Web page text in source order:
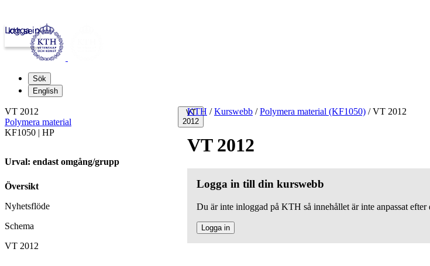
kth.se
Logga in
Sök
English
VT
2012
KTH / Kurswebb / Polymera material (KF1050) /VT 2012
VT 2012
Logga in till din kurswebb
Du är inte inloggad på KTH så innehållet är inte anpassat efter
Logga in
VT 2012
Polymera material
KF1050 | HP
Urval: endast omgång/grupp
Översikt
Nyhetsflöde
Schema
VT 2012